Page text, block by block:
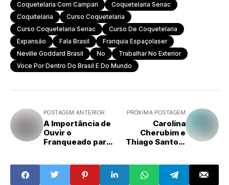
Coquetelaria Com Campari
Coquetelaria Senac
Coquitelaria
Curso Coquetelaria
Curso Coquetelaria Senac
Curso De Coquetelaria
Expansão
Fala Brasil
Franquia Espaçolaser
Neville Goddard Brasil
No
Trabalhar No Exterior
Voce Por Dentro Do Brasil E Do Mundo
POSTAGEM ANTERIOR
A Importância de
Ouvir o
Franqueado para
PRÓXIMA POSTAGEM
Carolina
Cherubim e
Thiago Santos:
Inovação na Área
Farmacêutica